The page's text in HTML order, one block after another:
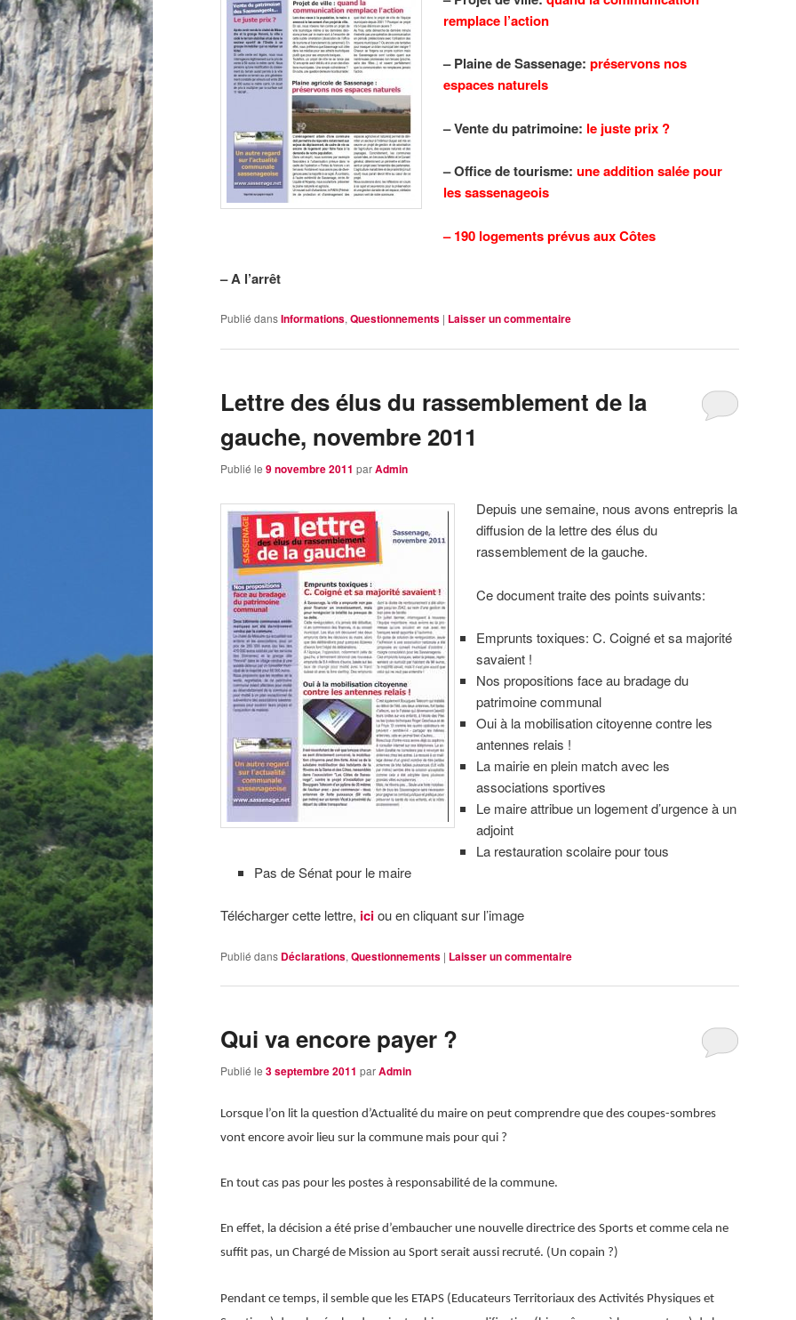
remplace l’action
– Plaine de Sassenage:préservons nos
espaces naturels
– Vente du patrimoine: le juste prix ?
– Office de tourisme:une addition salée pour
les sassenageois
– 190 logements prévus aux Côtes
– A l’arrêt
Publié dansInformations, Questionnements | Laisser un commentaire
Lettre des élus du rassemblement de la
gauche, novembre 2011
Publié le 9 novembre 2011 parAdmin
Depuis une semaine, nous avons entrepris la
diffusion de la lettre des élus du
rassemblement de la gauche.
Ce document traite des points suivants:
Emprunts toxiques: C. Coigné et sa majorité
savaient !
Nos propositions face au bradage du
patrimoine communal
Oui à la mobilisation citoyenne contre les
antennes relais !
La mairie en plein match avec les
associations sportives
Le maire attribue un logement d’urgence à un
adjoint
La restauration scolaire pour tous
Pas de Sénat pour le maire
Télécharger cette lettre, iciou en cliquant sur l’image
Publié dans Déclarations, Questionnements | Laisser un commentaire
Qui va encore payer ?
Publié le 3 septembre 2011 parAdmin
Lorsque l’on lit la question d’Actualité du maire on peut comprendre que des coupes-sombres
vont encore avoir lieu sur la commune mais pour qui ?
En tout cas pas pour les postes à responsabilité de la commune.
En effet, la décision a été prise d’embaucher une nouvelle directrice des Sports et comme cela ne
suffit pas, un Chargé de Mission au Sport serait aussi recruté. (Un copain ?)
Pendant ce temps, il semble que les ETAPS (Educateurs Territoriaux des Activités Physiques et